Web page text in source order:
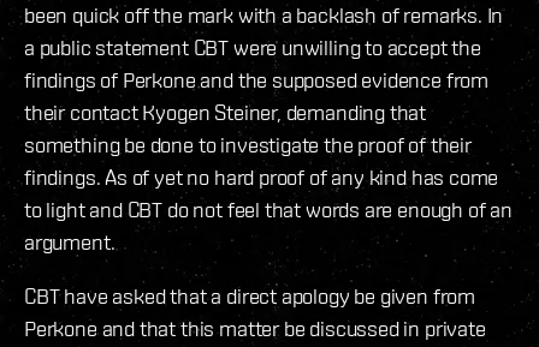
been quick off the mark with a backlash of remarks. In
a public statement CBT were unwilling to accept the
findings of Perkone and the supposed evidence from
their contact Kyogen Steiner, demanding that
something be done to investigate the proof of their
findings. As of yet no hard proof of any kind has come
to light and CBT do not feel that words are enough of an
argument.
CBT have asked that a direct apology be given from
Perkone and that this matter be discussed in private